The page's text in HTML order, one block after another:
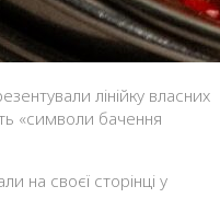
«символи бачення
на своєї сторінці у